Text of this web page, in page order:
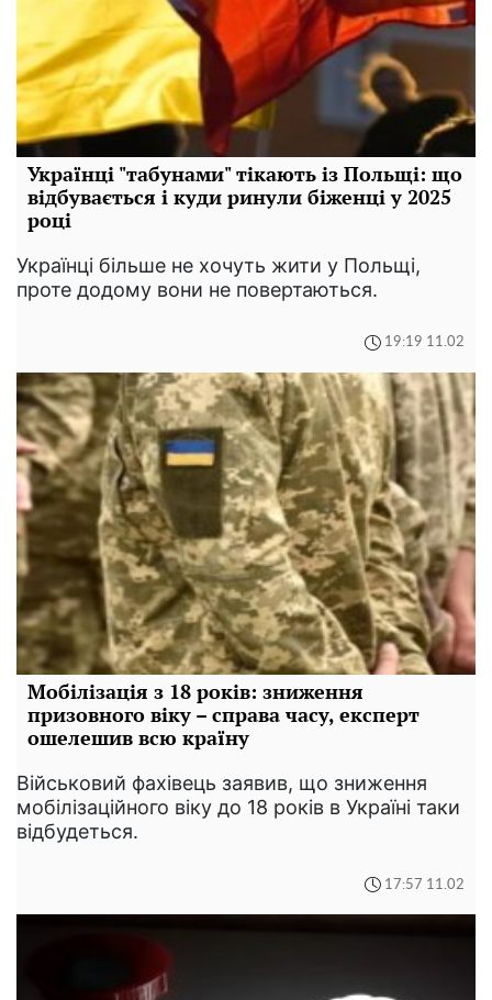
Українці "табунами" тікають із Польщі: що
відбувається і куди ринули біженці у 2025
році
Українці більше не хочуть жити у Польщі,
проте додому вони не повертаються.
19:19 11.02
Мобілізація з 18 років: зниження
призовного віку – справа часу, експерт
ошелешив всю країну
Військовий фахівець заявив, що зниження
мобілізаційного віку до 18 років в Україні таки
відбудеться.
17:57 11.02